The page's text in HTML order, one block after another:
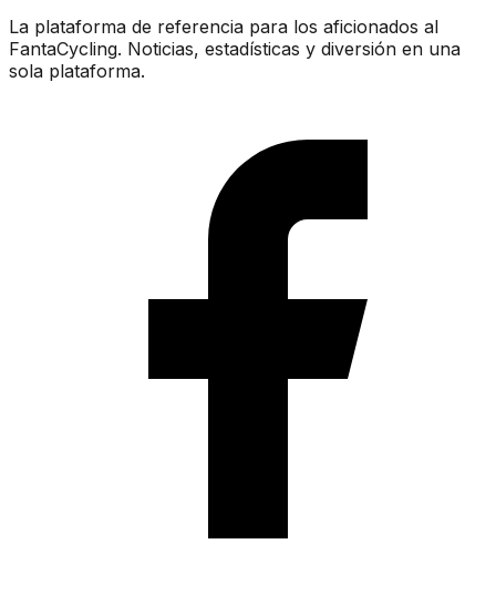
La plataforma de referencia para los aficionados al
FantaCycling. Noticias, estadísticas y diversión en una
sola plataforma.